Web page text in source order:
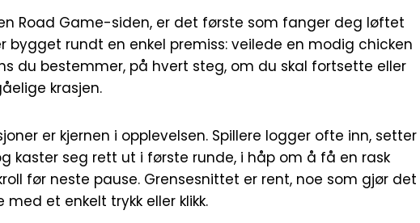
Road Game-siden, er det første som fanger deg løftet
bygget rundt en enkel premiss: veilede en modig chicken
du bestemmer, på hvert steg, om du skal fortsette eller
krasjen.
er kjernen i opplevelsen. Spillere logger ofte inn, setter
kaster seg rett ut i første runde, i håp om å få en rask
før neste pause. Grensesnittet er rent, noe som gjør det
et enkelt trykk eller klikk.